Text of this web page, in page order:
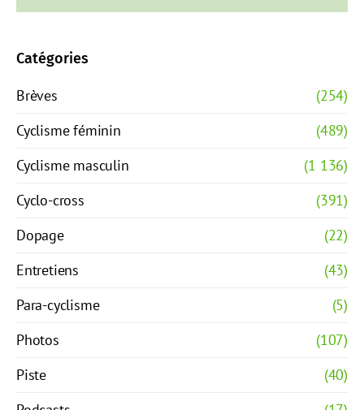
Catégories
Brèves
(254)
Cyclisme féminin
(489)
Cyclisme masculin
(1 136)
Cyclo-cross
(391)
Dopage
(22)
Entretiens
(43)
Para-cyclisme
(5)
Photos
(107)
Piste
(40)